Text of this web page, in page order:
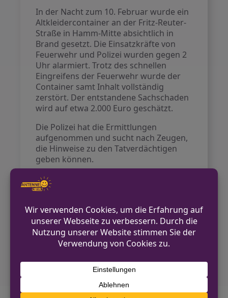
In der Nacht zum 10. Februar wurde ein
Altkleidercontainer an der Fritz-Reuter-
Straße in Hamm-Mitte absichtlich in
Brand gesetzt. Die Einsatzkräfte von
Feuerwehr und Polizei wurden gegen 2
Uhr alarmiert. Trotz des schnellen
Eingreifens der Feuerwehr wurde der
Container samt Inhalt vollständig
zerstört. Der entstandene Sachschaden
wird auf etwa 2.000 Euro geschätzt.
Die Polizei hat die Ermittlungen
aufgenommen und sucht nach Zeugen,
die Hinweise zu den Tatverdächtigen
geben können.
Frau sucht immer wieder Streit und muss in
Gewahrsam genommen werden
NÄCHSTER BEITRAG
Einbruch auf Firmengelände in Büren